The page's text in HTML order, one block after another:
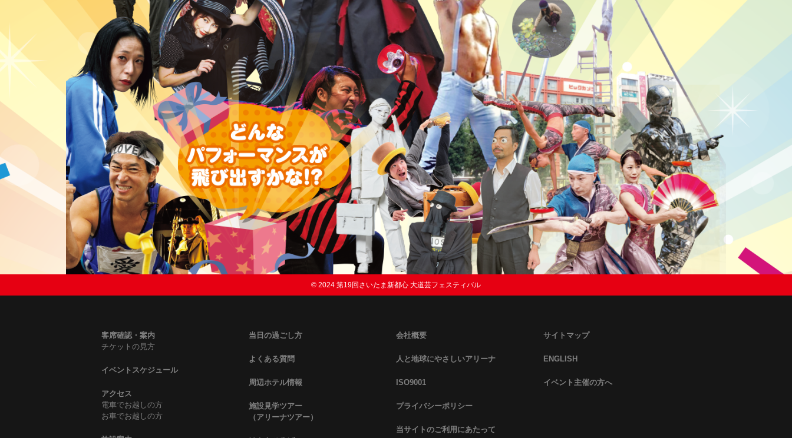
© 2024 第19回さいたま新都心 大道芸フェスティバル
客席確認・案内
チケットの見方
イベントスケジュール
アクセス
電車でお越しの方
お車でお越しの方
当日の過ごし方
よくある質問
周辺ホテル情報
施設見学ツアー
（アリーナツアー）
会社概要
人と地球にやさしいアリーナ
ISO9001
プライバシーポリシー
当サイトのご利用にあたって
サイトマップ
ENGLISH
イベント主催の方へ